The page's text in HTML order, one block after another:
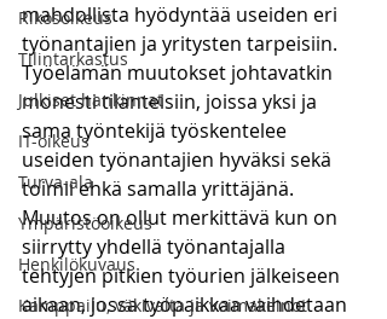
Rikosoikeus
Tilintarkastus
Julkiset hankinnat
IT-oikeus
Turva-ala
Ympäristöoikeus
Henkilökuvaus
Kamppailu, väkivalta ja voimakeinot
mahdollista hyödyntää useiden eri
työnantajien ja yritysten tarpeisiin.
Työelämän muutokset johtavatkin
monesti tilanteisiin, joissa yksi ja
sama työntekijä työskentelee
useiden työnantajien hyväksi sekä
toimii ehkä samalla yrittäjänä.
Muutos on ollut merkittävä kun on
siirrytty yhdellä työnantajalla
tehtyjen pitkien työurien jälkeiseen
aikaan, jossa työpaikkaa vaihdetaan